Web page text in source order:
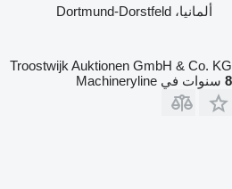
ألمانيا، Dortmund-Dorstfeld
Troostwijk Auktionen GmbH & Co. KG
8 سنوات في Machineryline